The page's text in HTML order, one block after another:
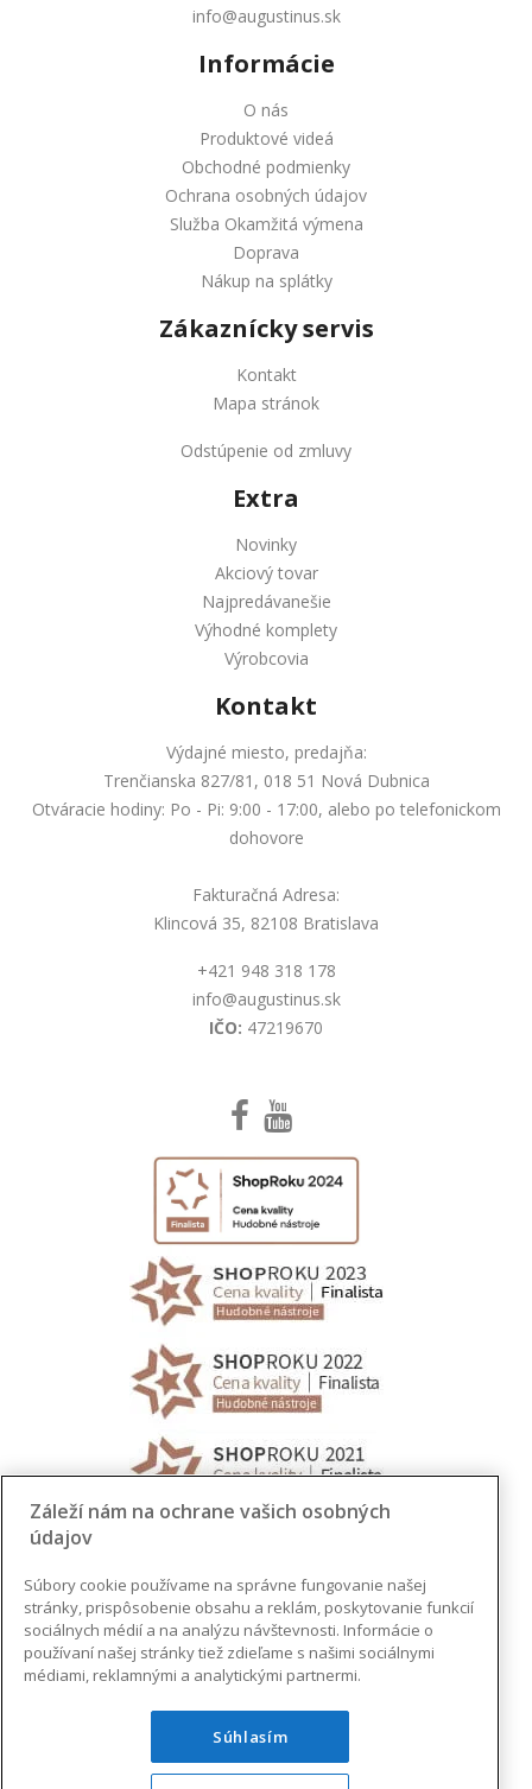
info@augustinus.sk
Informácie
O nás
Produktové videá
Obchodné podmienky
Ochrana osobných údajov
Služba Okamžitá výmena
Doprava
Nákup na splátky
Zákaznícky servis
Kontakt
Mapa stránok
Odstúpenie od zmluvy
Extra
Novinky
Akciový tovar
Najpredávanešie
Výhodné komplety
Výrobcovia
Kontakt
Výdajné miesto, predajňa:
Trenčianska 827/81, 018 51 Nová Dubnica
Otváracie hodiny: Po - Pi: 9:00 - 17:00, alebo po telefonickom
dohovore
Fakturačná Adresa:
Klincová 35, 82108 Bratislava
+421 948 318 178
info@augustinus.sk
IČO: 47219670
Záleží nám na ochrane vašich osobných
údajov
Súbory cookie používame na správne fungovanie našej
stránky, prispôsobenie obsahu a reklám, poskytovanie funkcií
sociálnych médií a na analýzu návštevnosti. Informácie o
používaní našej stránky tiež zdieľame s našimi sociálnymi
médiami, reklamnými a analytickými partnermi.
Súhlasím